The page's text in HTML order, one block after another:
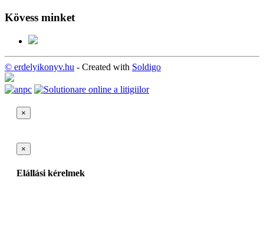
Kövess minket
© erdelyikonyv.hu - Created with Soldigo
×
×
Elállási kérelmek